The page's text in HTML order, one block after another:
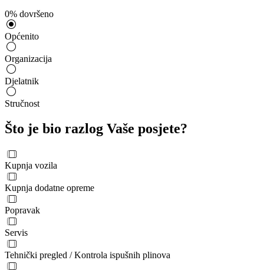
0% dovršeno
Općenito
Organizacija
Djelatnik
Stručnost
Što je bio razlog Vaše posjete?
Kupnja vozila
Kupnja dodatne opreme
Popravak
Servis
Tehnički pregled / Kontrola ispušnih plinova